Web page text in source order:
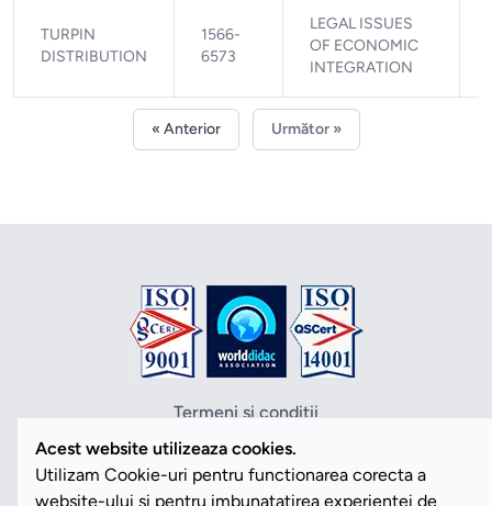
TURPIN
DISTRIBUTION
1566-
6573
LEGAL ISSUES
OF ECONOMIC
INTEGRATION
« Anterior Următor »
Termeni si conditii
Politica de confidentialitate
Politica cookies
ANPC
Acest website utilizeaza cookies.
Utilizam Cookie-uri pentru functionarea corecta a
website-ului si pentru imbunatatirea experientei de